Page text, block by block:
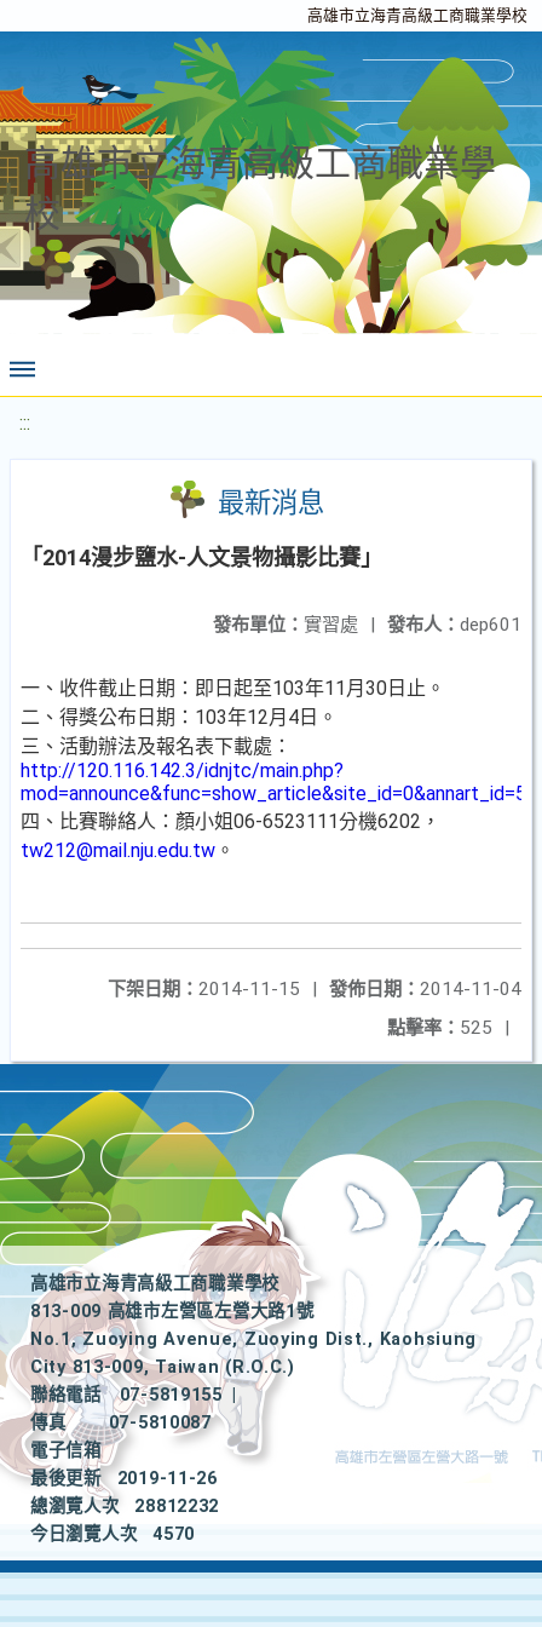
高雄市立海青高級工商職業學校
高雄市立海青高級工商職業學
校
:::
最新消息
「2014漫步鹽水-人文景物攝影比賽」
發布人： dep601
發布單位： 實習處 |
一、收件截止日期：即日起至103年11月30日止。
二、得獎公布日期：103年12月4日。
三、活動辦法及報名表下載處：
http://120.116.142.3/idnjtc/main.php?
mod=announce&func=show_article&site_id=0&annart_id=54
四、比賽聯絡人：顏小姐06-6523111分機6202，
tw212@mail.nju.edu.tw 。
發佈日期： 2014-11-04
下架日期： 2014-11-15
|
點擊率： 525 |
高雄市立海青高級工商職業學校
813-009 高雄市左營區左營大路1號
No.1, Zuoying Avenue, Zuoying Dist., Kaohsiung
City 813-009, Taiwan (R.O.C.)
聯絡電話
07-5819155
|
傳真
07-5810087
電子信箱
最後更新
2019-11-26
總瀏覽人次
28812232
今日瀏覽人次
4570